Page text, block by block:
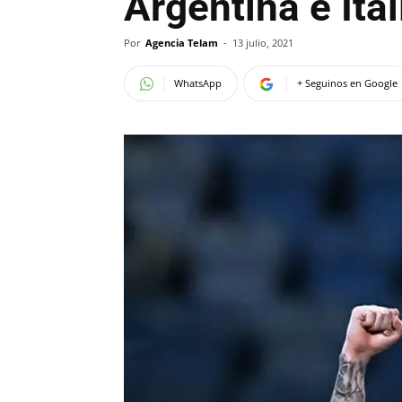
Por Agencia Telam - 13 julio, 2021
WhatsApp + Seguinos en Google